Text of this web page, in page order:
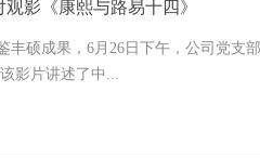
影《康熙与路易十四》
硕成果，6月26日下午，公司党支
影片讲述了中...